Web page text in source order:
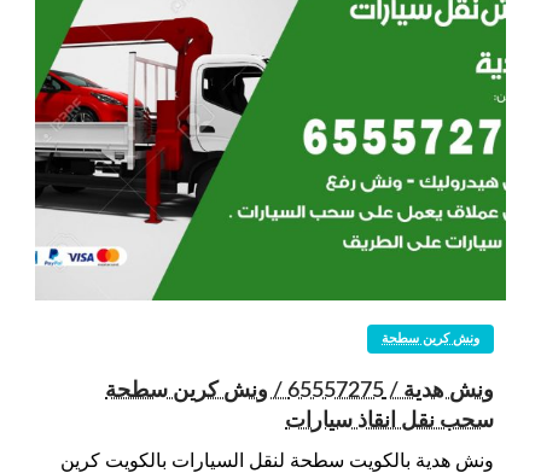
ونش كرين سطحة
ونش هدية / 65557275 / ونش كرين سطحة
سحب نقل انقاذ سيارات
ونش هدية بالكويت سطحة لنقل السيارات بالكويت كرين